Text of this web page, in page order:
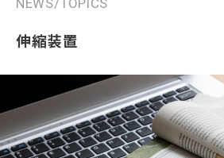
NEWS/TOPICS
伸縮装置